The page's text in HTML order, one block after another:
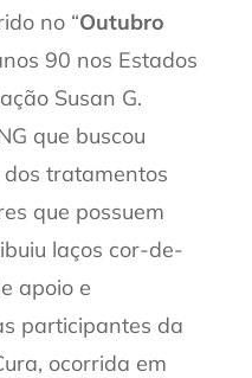
no “Outubro
90 nos Estados
Susan G.
que buscou
tratamentos
que possuem
laços cor-de-
apoio e
participantes da
ocorrida em